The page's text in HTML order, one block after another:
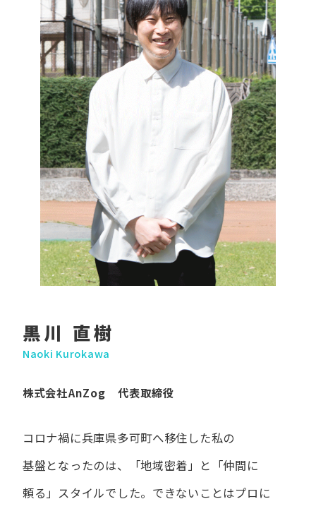
黒川 直樹
Naoki Kurokawa
株式会社AnZog 代表取締役
コロナ禍に​兵庫県多可町へ​移住した​私の​
基盤となったのは、
「地域密着」と​「仲間に​
頼る」スタイルでした。 できない​ことは​プロに​